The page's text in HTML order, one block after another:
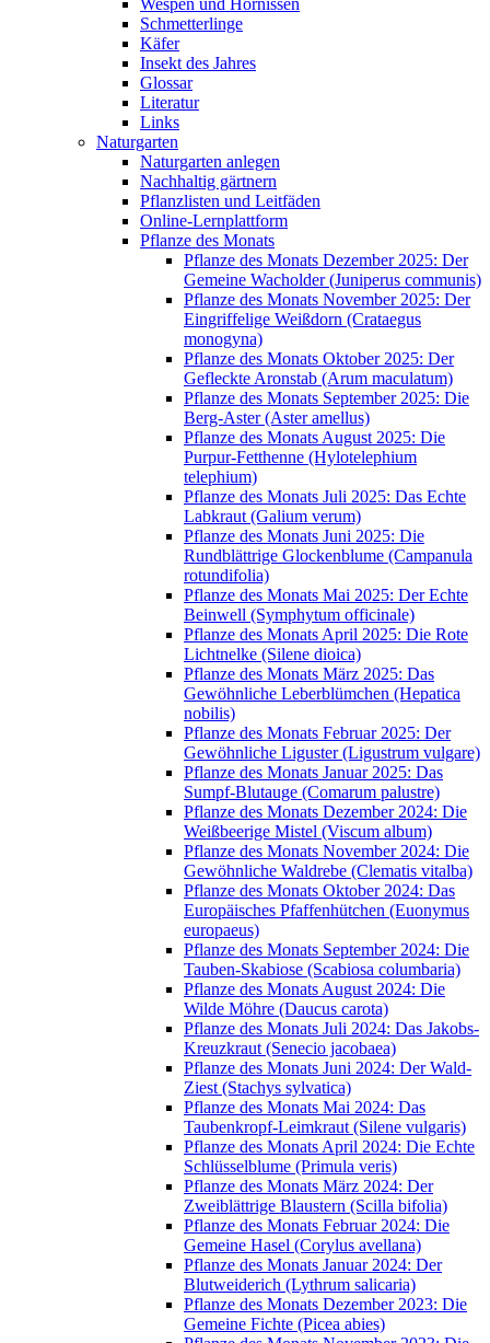
Wespen und Hornissen
Schmetterlinge
Käfer
Insekt des Jahres
Glossar
Literatur
Links
Naturgarten
Naturgarten anlegen
Nachhaltig gärtnern
Pflanzlisten und Leitfäden
Online-Lernplattform
Pflanze des Monats
Pflanze des Monats Dezember 2025: Der
Gemeine Wacholder (Juniperus communis)
Pflanze des Monats November 2025: Der
Eingriffelige Weißdorn (Crataegus
monogyna)
Pflanze des Monats Oktober 2025: Der
Gefleckte Aronstab (Arum maculatum)
Pflanze des Monats September 2025: Die
Berg-Aster (Aster amellus)
Pflanze des Monats August 2025: Die
Purpur-Fetthenne (Hylotelephium
telephium)
Pflanze des Monats Juli 2025: Das Echte
Labkraut (Galium verum)
Pflanze des Monats Juni 2025: Die
Rundblättrige Glockenblume (Campanula
rotundifolia)
Pflanze des Monats Mai 2025: Der Echte
Beinwell (Symphytum officinale)
Pflanze des Monats April 2025: Die Rote
Lichtnelke (Silene dioica)
Pflanze des Monats März 2025: Das
Gewöhnliche Leberblümchen (Hepatica
nobilis)
Pflanze des Monats Februar 2025: Der
Gewöhnliche Liguster (Ligustrum vulgare)
Pflanze des Monats Januar 2025: Das
Sumpf-Blutauge (Comarum palustre)
Pflanze des Monats Dezember 2024: Die
Weißbeerige Mistel (Viscum album)
Pflanze des Monats November 2024: Die
Gewöhnliche Waldrebe (Clematis vitalba)
Pflanze des Monats Oktober 2024: Das
Europäisches Pfaffenhütchen (Euonymus
europaeus)
Pflanze des Monats September 2024: Die
Tauben-Skabiose (Scabiosa columbaria)
Pflanze des Monats August 2024: Die
Wilde Möhre (Daucus carota)
Pflanze des Monats Juli 2024: Das Jakobs-
Kreuzkraut (Senecio jacobaea)
Pflanze des Monats Juni 2024: Der Wald-
Ziest (Stachys sylvatica)
Pflanze des Monats Mai 2024: Das
Taubenkropf-Leimkraut (Silene vulgaris)
Pflanze des Monats April 2024: Die Echte
Schlüsselblume (Primula veris)
Pflanze des Monats März 2024: Der
Zweiblättrige Blaustern (Scilla bifolia)
Pflanze des Monats Februar 2024: Die
Gemeine Hasel (Corylus avellana)
Pflanze des Monats Januar 2024: Der
Blutweiderich (Lythrum salicaria)
Pflanze des Monats Dezember 2023: Die
Gemeine Fichte (Picea abies)